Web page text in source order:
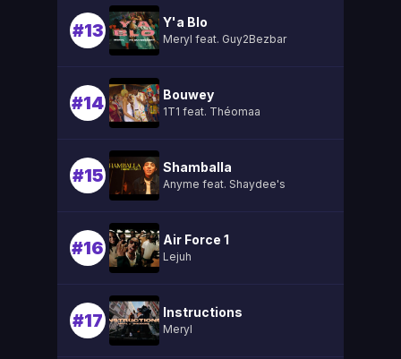
#13 Y'a Blo
Meryl feat. Guy2Bezbar
#14 Bouwey
1T1 feat. Théomaa
#15 Shamballa
Anyme feat. Shaydee's
#16 Air Force 1
Lejuh
#17 Instructions
Meryl